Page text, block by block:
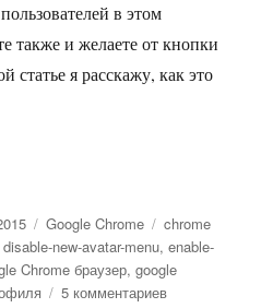
в этом
также и желаете от кнопки
статье я расскажу, как это
кнопку профиля пользователя в
Рубрики
Google Chrome Метки
chrome
disable-new-avatar-menu,enable-
Chrome браузер,google
5 комментариевк